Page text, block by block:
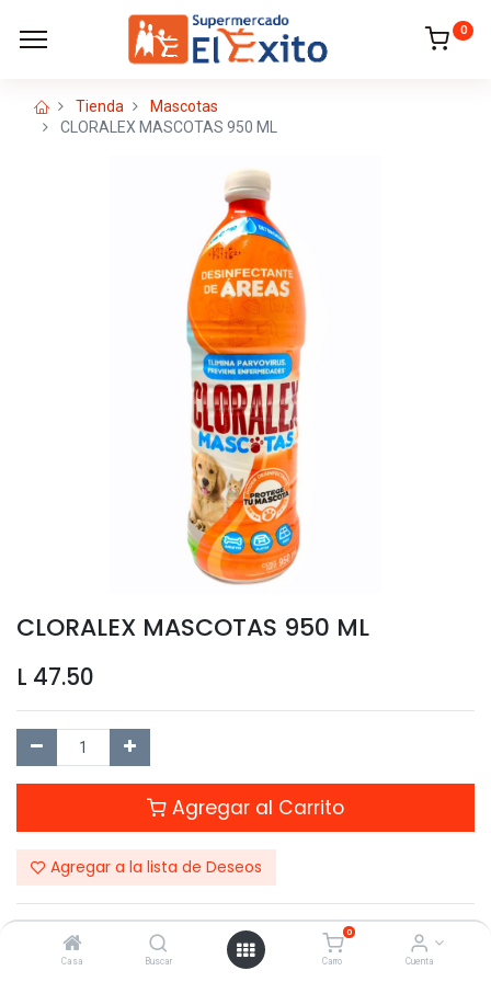
Casa Buscar
0
Carro Cuenta
0
Tienda
Mascotas
CLORALEX MASCOTAS 950 ML
CLORALEX MASCOTAS 950 ML
L 47.50
Agregar al Carrito
Agregar a la lista de Deseos